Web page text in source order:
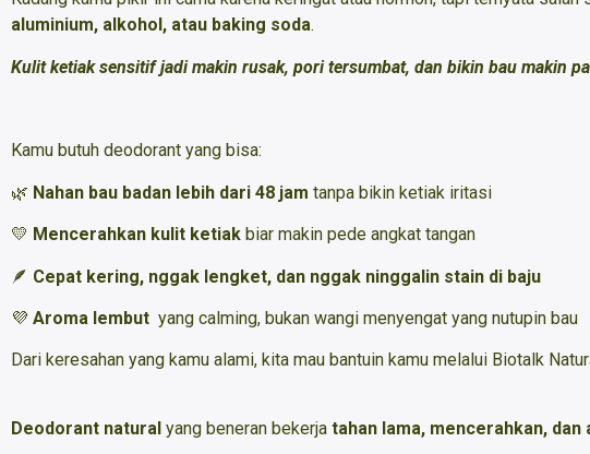
aluminium, alkohol, atau baking soda.
Kulit ketiak sensitif jadi makin rusak, pori tersumbat, dan bikin bau makin
Kamu butuh deodorant yang bisa:
🌿 Nahan bau badan lebih dari 48 jam tanpa bikin ketiak iritasi
💛 Mencerahkan kulit ketiak biar makin pede angkat tangan
🪶 Cepat kering, nggak lengket, dan nggak ninggalin stain di baju
💜 Aroma lembut yang calming, bukan wangi menyengat yang nutupin bau
Dari keresahan yang kamu alami, kita mau bantuin kamu melalui Biotalk
Deodorant natural yang beneran bekerja tahan lama, mencerahkan,